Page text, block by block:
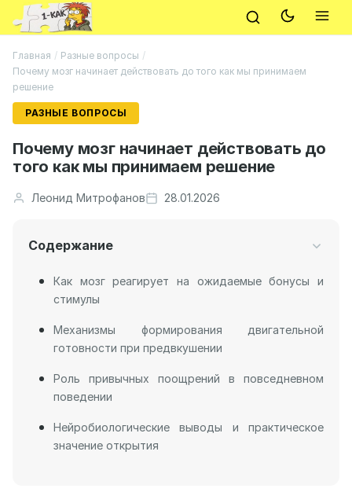
Главная / Разные вопросы /
Почему мозг начинает действовать до того как мы принимаем
решение
РАЗНЫЕ ВОПРОСЫ
Почему мозг начинает действовать до
того как мы принимаем решение
Леонид Митрофанов 28.01.2026
Содержание
Как мозг реагирует на ожидаемые бонусы и
стимулы
Механизмы формирования двигательной
готовности при предвкушении
Роль привычных поощрений в повседневном
поведении
Нейробиологические выводы и практическое
значение открытия